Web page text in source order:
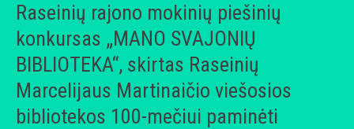
Raseinių rajono mokinių piešinių
konkursas „MANO SVAJONIŲ
BIBLIOTEKA“, skirtas Raseinių
Marcelijaus Martinaičio viešosios
bibliotekos 100-mečiui paminėti